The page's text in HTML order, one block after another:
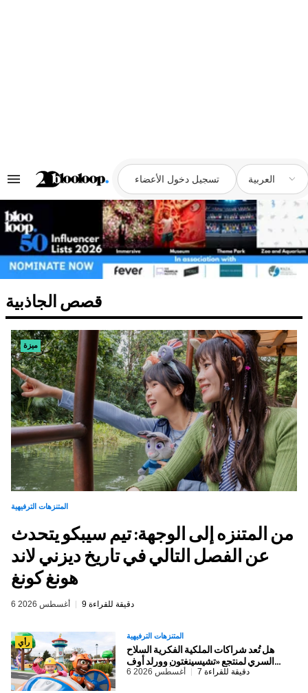
البحث
الأقسام
تسجيل دخول الأعضاء العربية‏
قصص الجاذبية
ميزة
المتنزهات الترفيهية
من المتنزه إلى الوجهة: تيم سيبكو يتحدث
عن الفصل التالي في تاريخ ديزني لاند
هونغ كونغ
6 أغسطس 2026 9 دقيقة للقراءة
رأي
المتنزهات الترفيهية
هل تُعد شراكات الملكية الفكرية السلاح
السري لمنتجع «تشيسينغتون وورلد أوف
أدفنتشرز»؟
6 أغسطس 2026 7 دقيقة للقراءة